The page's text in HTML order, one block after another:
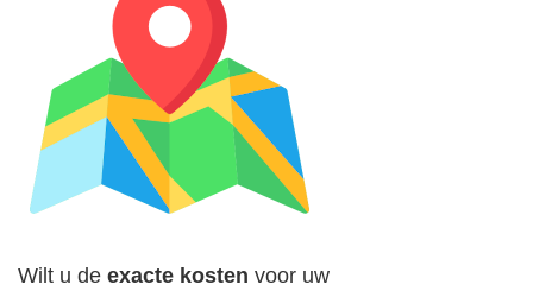
Wilt u de exacte kosten voor uw